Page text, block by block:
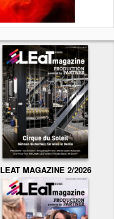
LEAT MAGAZINE 2/2026